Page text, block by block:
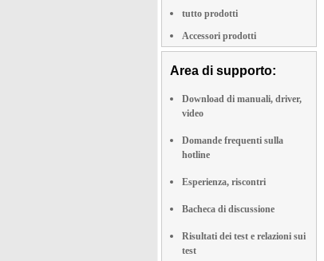
tutto prodotti
Accessori prodotti
Area di supporto:
Download di manuali, driver,
video
Domande frequenti sulla
hotline
Esperienza, riscontri
Bacheca di discussione
Risultati dei test e relazioni sui
test